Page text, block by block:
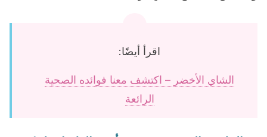
اقرأ أيضًا:
الشاي الأخضر – اكتشف معنا فوائده الصحية
الرائعة